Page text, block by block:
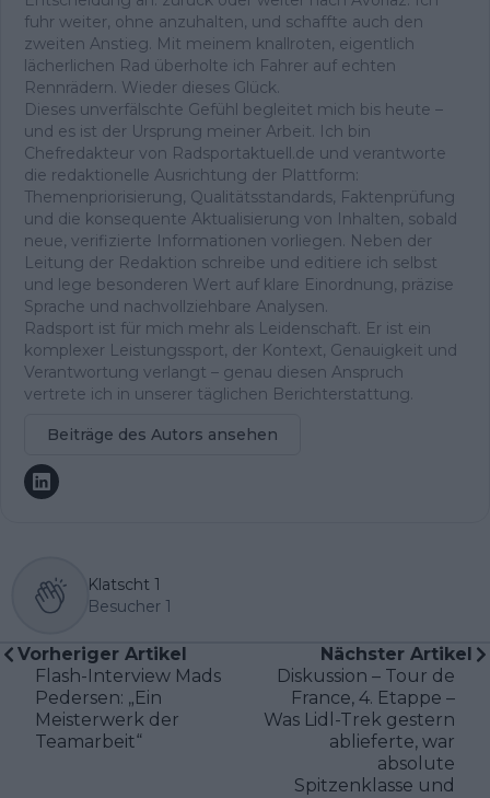
fuhr weiter, ohne anzuhalten, und schaffte auch den
zweiten Anstieg. Mit meinem knallroten, eigentlich
lächerlichen Rad überholte ich Fahrer auf echten
Rennrädern. Wieder dieses Glück.
Dieses unverfälschte Gefühl begleitet mich bis heute –
und es ist der Ursprung meiner Arbeit. Ich bin
Chefredakteur von Radsportaktuell.de und verantworte
die redaktionelle Ausrichtung der Plattform:
Themenpriorisierung, Qualitätsstandards, Faktenprüfung
und die konsequente Aktualisierung von Inhalten, sobald
neue, verifizierte Informationen vorliegen. Neben der
Leitung der Redaktion schreibe und editiere ich selbst
und lege besonderen Wert auf klare Einordnung, präzise
Sprache und nachvollziehbare Analysen.
Radsport ist für mich mehr als Leidenschaft. Er ist ein
komplexer Leistungssport, der Kontext, Genauigkeit und
Verantwortung verlangt – genau diesen Anspruch
vertrete ich in unserer täglichen Berichterstattung.
Beiträge des Autors ansehen
Klatscht 1
Besucher 1
Vorheriger Artikel
Flash-Interview Mads
Pedersen: „Ein
Meisterwerk der
Teamarbeit“
Nächster Artikel
Diskussion – Tour de
France, 4. Etappe –
Was Lidl-Trek gestern
ablieferte, war
absolute
Spitzenklasse und